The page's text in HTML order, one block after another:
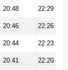
20:48 22:29
20:46 22:26
20:44 22:23
20:41 22:20